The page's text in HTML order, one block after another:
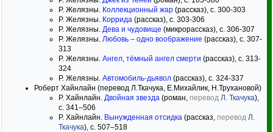
Р. Желязны. Коллекционный жар (рассказ), с. 300-303
Р. Желязны. Коррида (рассказ), с. 303-306
Р. Желязны. Дева и чудовище (микрорассказ), с. 306-307
Р. Желязны. Любовь – одно воображение (рассказ), с. 307-
313
Р. Желязны. Ангел, тёмный ангел смерти (рассказ), с. 313-
324
Р. Желязны. Автомобиль-дьявол (рассказ), с. 324-337
Роберт Хайнлайн (перевод Л.Ткачука, Е.Михайлик, Н.Трухановой)
Р. Хайнлайн. Двойная звезда (роман, перевод Л. Ткачука),
с. 341–506
Р. Хайнлайн. Вынужденная отсидка (рассказ, перевод Л.
Ткачука), с. 507–518